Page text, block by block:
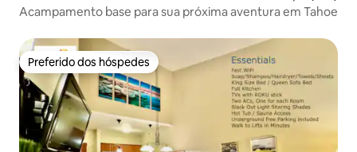
Acampamento base para sua próxima aventura em Tahoe
Preferido dos hóspedes
Preferido dos hóspedes